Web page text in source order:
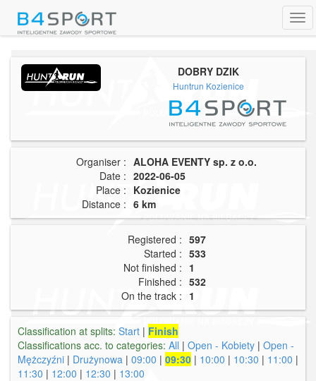
DOBRY DZIK
Huntrun Kozienice
Organiser : ALOHA EVENTY sp. z o.o.
Date : 2022-06-05
Place : Kozienice
Distance : 6 km
Registered : 597
Started : 533
Not finished : 1
Finished : 532
On the track : 1
Classification at splits: Start | Finish
Classifications acc. to categories: All | Open - Kobiety | Open -
Mężczyźni | Drużynowa | 09:00 | 09:30 | 10:00 | 10:30 | 11:00 |
11:30 | 12:00 | 12:30 | 13:00